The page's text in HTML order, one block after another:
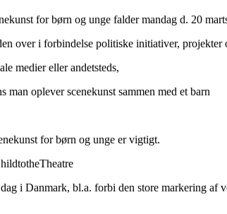
for børn og unge falder mandag d. 20
over i forbindelse politiske initiativer, projekter
medier eller andetsteds,
man oplever scenekunst sammen med et barn
for børn og unge er vigtigt.
i Danmark, bl.a. forbi den store markering af